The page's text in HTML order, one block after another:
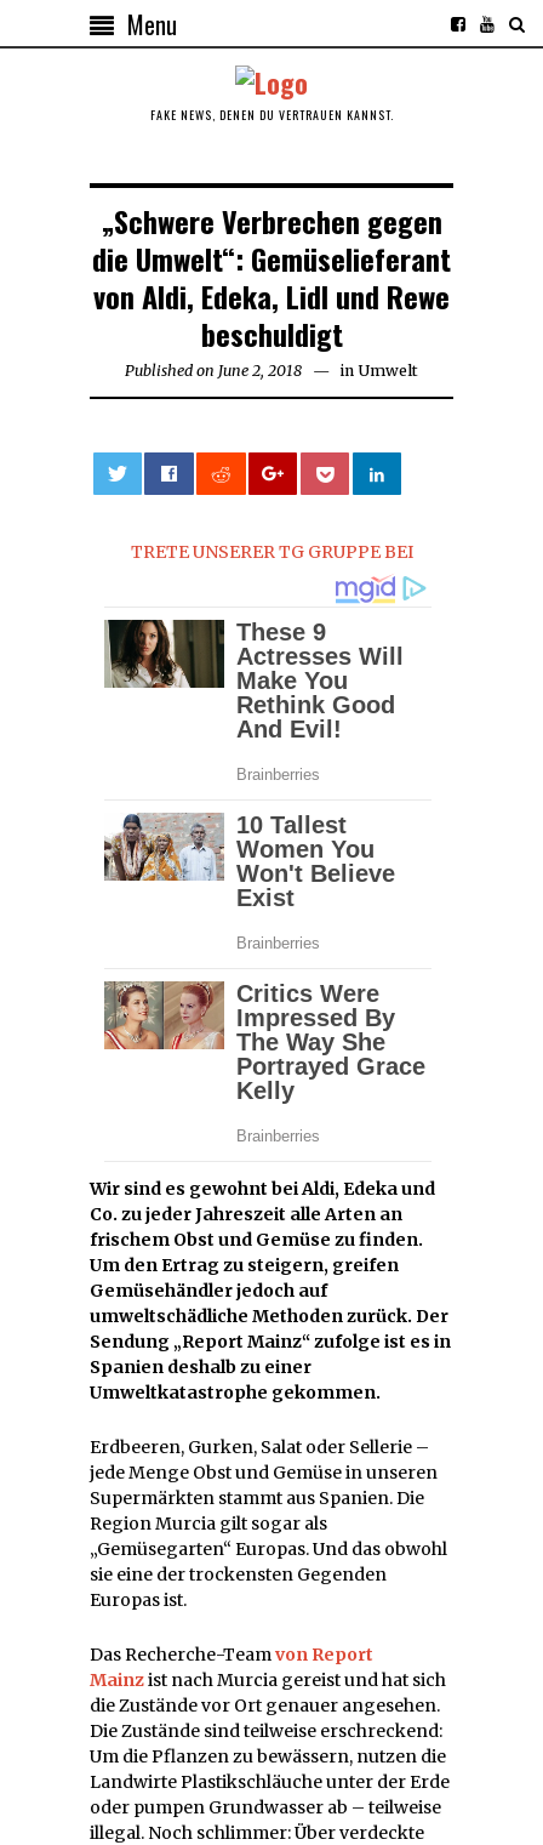
Menu
FAKE NEWS, DENEN DU VERTRAUEN KANNST.
„Schwere Verbrechen gegen
die Umwelt“: Gemüselieferant
von Aldi, Edeka, Lidl und Rewe
beschuldigt
Published on June 2, 2018 June in Umwelt
TRETE UNSERER TG GRUPPE BEI
Wir sind es gewohnt bei Aldi, Edeka und
Co. zu jeder Jahreszeit alle Arten an
frischem Obst und Gemüse zu finden.
Um den Ertrag zu steigern, greifen
Gemüsehändler jedoch auf
umweltschädliche Methoden zurück. Der
Sendung „Report Mainz“ zufolge ist es in
Spanien deshalb zu einer
Umweltkatastrophe gekommen.
Erdbeeren, Gurken, Salat oder Sellerie –
jede Menge Obst und Gemüse in unseren
Supermärkten stammt aus Spanien. Die
Region Murcia gilt sogar als
„Gemüsegarten“ Europas. Und das obwohl
sie eine der trockensten Gegenden
Europas ist.
Das Recherche-Teamvon Report
Mainzist nach Murcia gereist und hat sich
die Zustände vor Ort genauer angesehen.
Die Zustände sind teilweise erschreckend:
Um die Pflanzen zu bewässern, nutzen die
Landwirte Plastikschläuche unter der Erde
oder pumpen Grundwasser ab – teilweise
illegal. Noch schlimmer: Über verdeckte